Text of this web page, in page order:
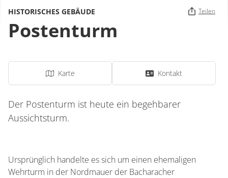
HISTORISCHES GEBÄUDE Teilen
Postenturm
Karte Kontakt
Der Postenturm ist heute ein begehbarer
Aussichtsturm.
Ursprünglich handelte es sich um einen ehemaligen
Wehrturm in der Nordmauer der Bacharacher